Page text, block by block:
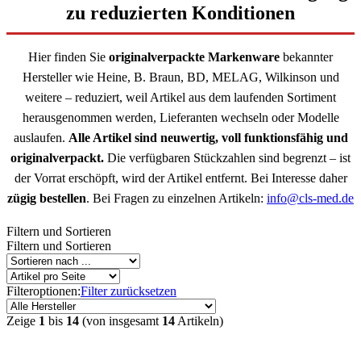
zu reduzierten Konditionen
Hier finden Sie originalverpackte Markenware bekannter
Hersteller wie Heine, B. Braun, BD, MELAG, Wilkinson und
weitere – reduziert, weil Artikel aus dem laufenden Sortiment
herausgenommen werden, Lieferanten wechseln oder Modelle
auslaufen. Alle Artikel sind neuwertig, voll funktionsfähig und
originalverpackt. Die verfügbaren Stückzahlen sind begrenzt – ist
der Vorrat erschöpft, wird der Artikel entfernt. Bei Interesse daher
zügig bestellen. Bei Fragen zu einzelnen Artikeln: info@cls-med.de
Filtern und Sortieren
Filtern und Sortieren
Filteroptionen:Filter zurücksetzen
Zeige 1 bis 14 (von insgesamt 14 Artikeln)